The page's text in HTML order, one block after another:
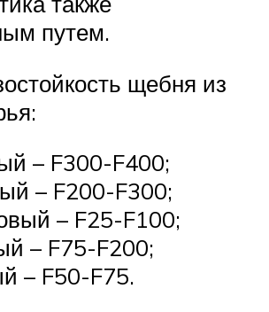
путем.
щебня из
– F300-F400;
– F200-F300;
– F25-F100;
– F75-F200;
– F50-F75.